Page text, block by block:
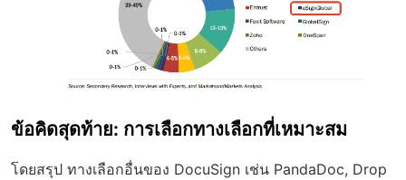
ข้อคิดสุดท้าย: การเลือกทางเลือกที่เหมาะสม
โดยสรุป ทางเลือกอื่นของ DocuSign เช่น PandaDoc, Drop